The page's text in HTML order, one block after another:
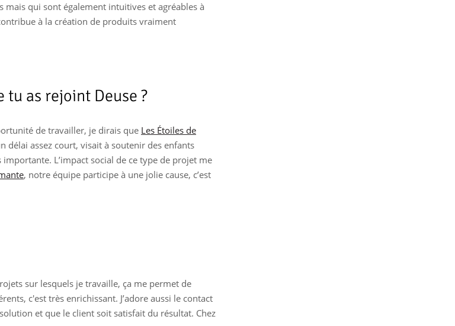
qui sont également intuitives et agréables à
à la création de produits vraiment
tu as rejoint Deuse ?
de travailler, je dirais que Les Étoiles de
délai assez court, visait à soutenir des enfants
L’impact social de ce type de projet me
, notre équipe participe à une jolie cause, c’est
sur lesquels je travaille, ça me permet de
c'est très enrichissant. J’adore aussi le contact
et que le client soit satisfait du résultat. Chez